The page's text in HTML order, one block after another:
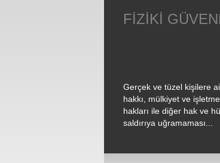
FİZİKİ
Gerçek ve tüzel kişilere
hakkı, mülkiyet ve
hakları ile diğer hak ve
saldırıya uğramaması...